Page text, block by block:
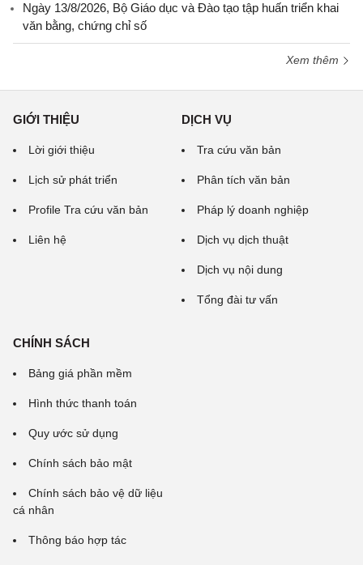
Ngày 13/8/2026, Bộ Giáo dục và Đào tạo tập huấn triển khai
văn bằng, chứng chỉ số
Xem thêm
GIỚI THIỆU
Lời giới thiệu
Lịch sử phát triển
Profile Tra cứu văn bản
Liên hệ
DỊCH VỤ
Tra cứu văn bản
Phân tích văn bản
Pháp lý doanh nghiệp
Dịch vụ dịch thuật
Dịch vụ nội dung
Tổng đài tư vấn
CHÍNH SÁCH
Bảng giá phần mềm
Hình thức thanh toán
Quy ước sử dụng
Chính sách bảo mật
Chính sách bảo vệ dữ liệu
cá nhân
Thông báo hợp tác